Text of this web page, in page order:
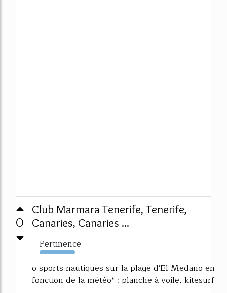
0
Club Marmara Tenerife, Tenerife,
Canaries, Canaries ...
Pertinence
191%
o sports nautiques sur la plage d'El Medano en
fonction de la météo* : planche à voile, kitesurf